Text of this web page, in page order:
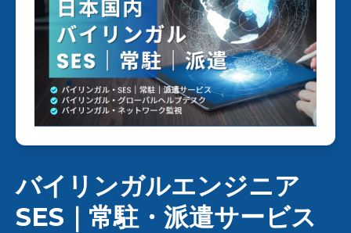
バイリンガルエンジニア
SES｜常駐・派遣サービス